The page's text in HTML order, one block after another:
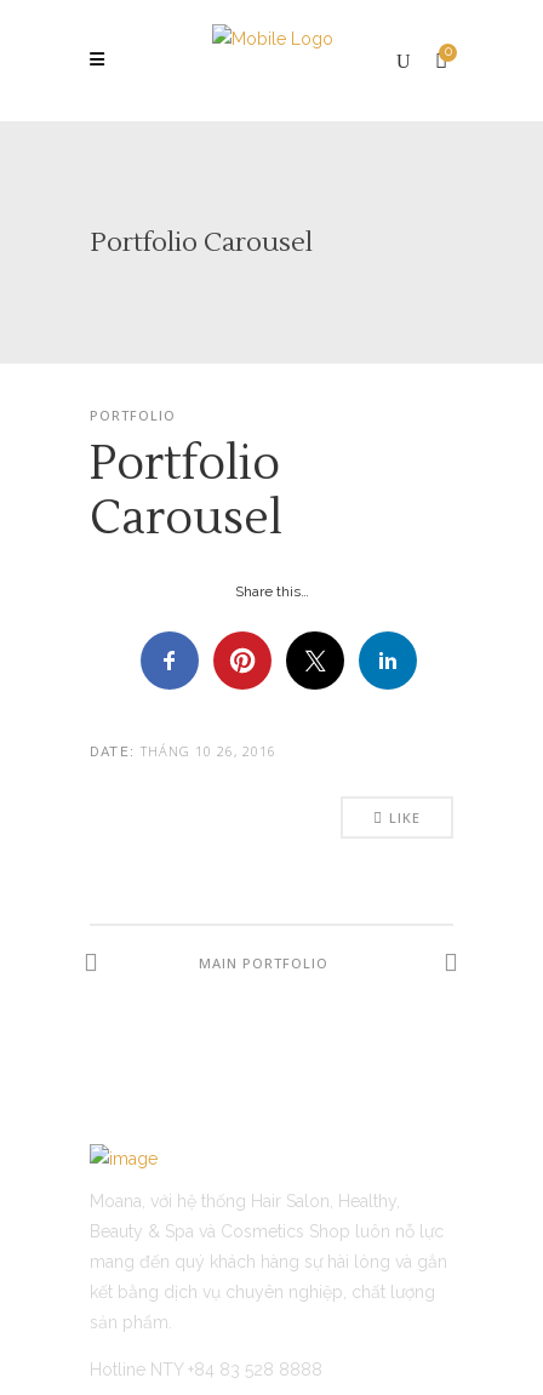
0
Portfolio Carousel
PORTFOLIO
Portfolio
Carousel
Share this…
DATE: THÁNG 10 26, 2016
LIKE
MAIN PORTFOLIO
Moana, với hệ thống Hair Salon, Healthy,
Beauty & Spa và Cosmetics Shop luôn nỗ lực
mang đến quý khách hàng sự hài lòng và gắn
kết bằng dịch vụ chuyên nghiệp, chất lượng
sản phẩm.
Hotline NTY +84 83 528 8888